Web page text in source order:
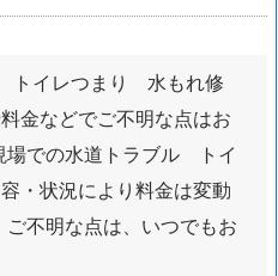
トイレつまり 水もれ修
金などでご不明な点はお
場での水道トラブル トイ
・状況により料金は変動
不明な点は、いつでもお